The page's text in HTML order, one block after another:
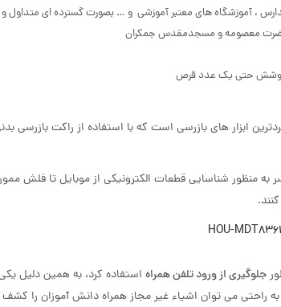
مدارس ، آموزشگاه های معتبر آموزشی و … بصورت گسترده ای متداول
حضرت معصومه و مسجدمقدس جمکران
پوشش حتی یک عدد قرص
ابزار های بازرسی است که با استفاده از راکت بازرسی
به منظور شناسایی قطعات الکترونیکی از موبایل تا فلش
جلوگیری از ورود تلفن همراه استفاده کرد، به همین دلیل
راحتی می توان اشیاء غیر مجاز همراه دانش آموزان را کشف